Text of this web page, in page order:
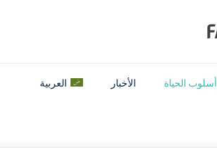
أسلوب الحياة الأخبار العربية